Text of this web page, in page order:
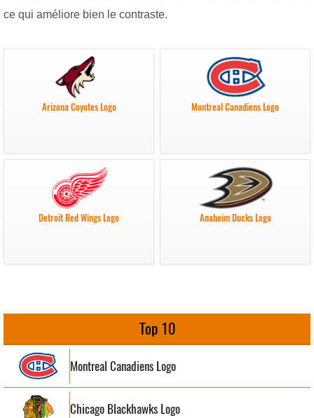
ce qui améliore bien le contraste.
Arizona Coyotes Logo Montreal Canadiens Logo
Detroit Red Wings Logo Anaheim Ducks Logo
Top 10
Montreal Canadiens Logo
Chicago Blackhawks Logo